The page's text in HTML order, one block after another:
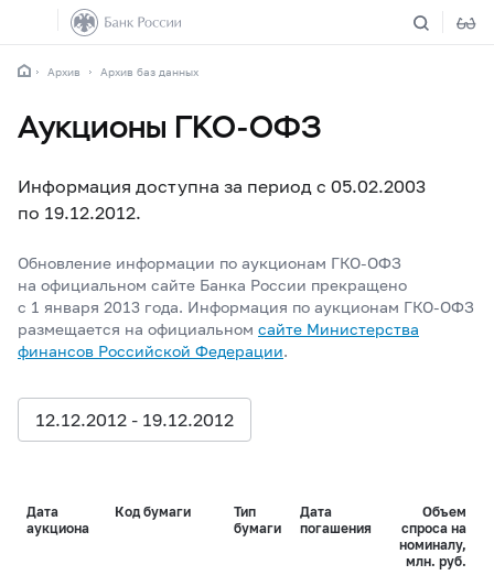
Архив Архив баз данных
Аукционы ГКО-ОФЗ
Информация доступна за период с 05.02.2003
по 19.12.2012.
Обновление информации по аукционам ГКО-ОФЗ
на официальном сайте Банка России прекращено
с 1 января 2013 года. Информация по аукционам ГКО-ОФЗ
размещается на официальном сайте Министерства
финансов Российской Федерации.
12.12.2012 - 19.12.2012
Дата
аукциона
Код бумаги
Тип
бумаги
Дата
погашения
Объем
спроса на
номиналу,
млн. руб.